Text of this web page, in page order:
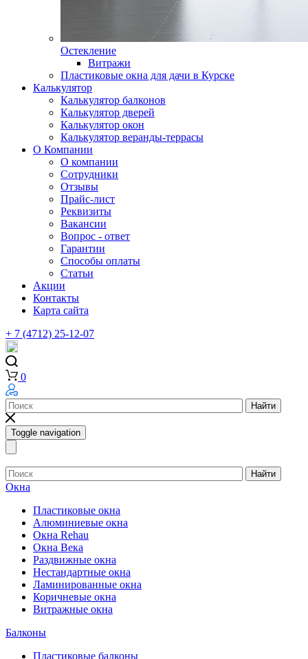
Остекление
Витражи
Пластиковые окна для дачи в Курске
Калькулятор
Калькулятор балконов
Калькулятор дверей
Калькулятор окон
Калькулятор веранды-террасы
О Компании
О компании
Сотрудники
Отзывы
Прайс-лист
Реквизиты
Вакансии
Вопрос - ответ
Гарантии
Способы оплаты
Статьи
Акции
Контакты
Карта сайта
+ 7 (4712) 25-12-07
0
Найти
Toggle navigation
Найти
Окна
Пластиковые окна
Алюминиевые окна
Окна Rehau
Окна Века
Раздвижные окна
Нестандартные окна
Ламинированные окна
Коричневые окна
Витражные окна
Балконы
Пластиковые балконы